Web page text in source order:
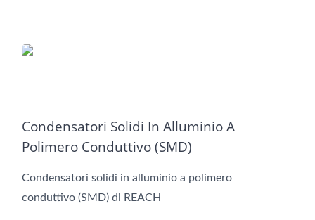
Condensatori Solidi In Alluminio A
Polimero Conduttivo (SMD)
Condensatori solidi in alluminio a polimero
conduttivo (SMD) di REACH